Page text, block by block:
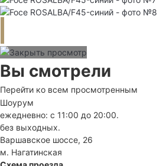
Вы смотрели
Перейти ко всем просмотренным
Шоурум
ежедневно: с 11:00 до 20:00.
без выходных.
Варшавское шоссе, 26
м. Нагатинская